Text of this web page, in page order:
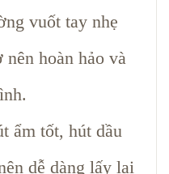
vuốt tay nhẹ
hoàn hảo và
ẩm tốt, hút dầu
dễ dàng lấy lại